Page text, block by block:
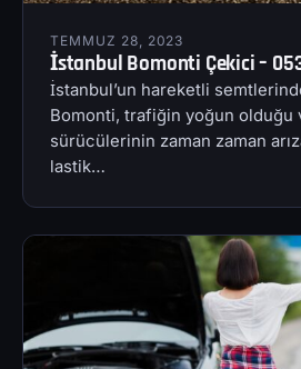
TEMMUZ 28, 2023
İstanbul Bomonti Çekici –
İstanbul’un hareketli
Bomonti, trafiğin yoğun olduğu
sürücülerinin zaman zaman
lastik…